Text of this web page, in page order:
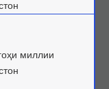
миллии